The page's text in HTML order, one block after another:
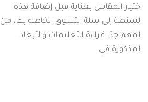
اختيار المقاس بعناية قبل إضافة هذه
الشنطة إلى سلة التسوق الخاصة بك، من
المهم جدًا قراءة التعليمات والأبعاد
المذكورة في